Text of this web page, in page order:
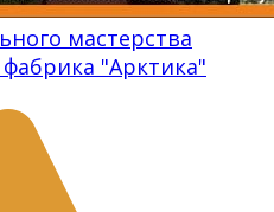
мастерства
"Арктика"